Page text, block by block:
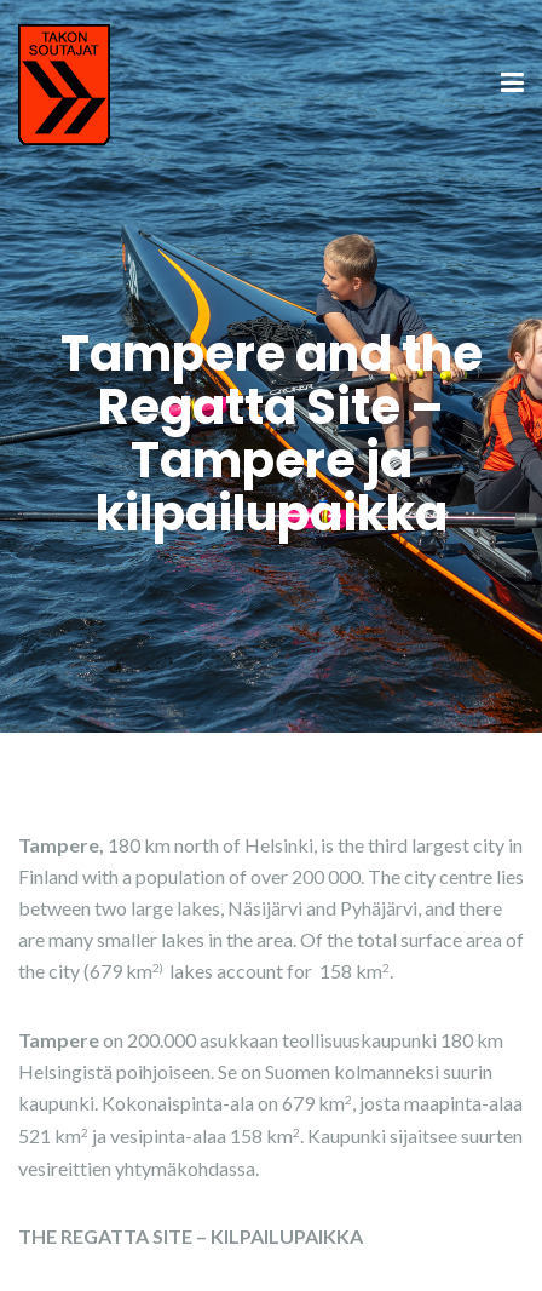
Tampere and the
Regatta Site –
Tampere ja
kilpailupaikka
Tampere, 180 km north of Helsinki, is the third largest city in
Finland with a population of over 200 000. The city centre lies
between two large lakes, Näsijärvi and Pyhäjärvi, and there
are many smaller lakes in the area. Of the total surface area of
the city (679 km2) lakes account for 158 km2.
Tampereon 200.000 asukkaan teollisuuskaupunki 180 km
Helsingistä poihjoiseen. Se on Suomen kolmanneksi suurin
kaupunki. Kokonaispinta-ala on 679 km2, josta maapinta-alaa
521 km2 ja vesipinta-alaa 158 km2. Kaupunki sijaitsee suurten
vesireittien yhtymäkohdassa.
THE REGATTA SITE – KILPAILUPAIKKA